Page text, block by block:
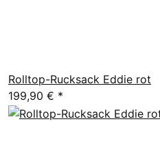
Rolltop-Rucksack Eddie rot
199,90 € *